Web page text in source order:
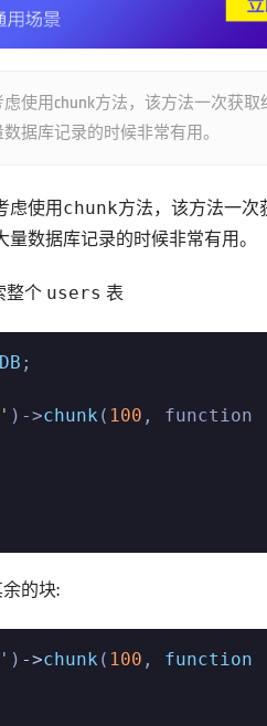
使用chunk方法，该方法一次获
据库记录的时候非常有用。
虑使用 chunk方法，该方法一
数据库记录的时候非常有用。
整个 users 表
DB ;
)->chunk ( 100 , function
的块:
') ->chunk ( 100 , function